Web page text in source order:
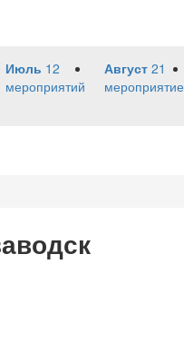
Июль 12
мероприятий
Август 21
мероприятие